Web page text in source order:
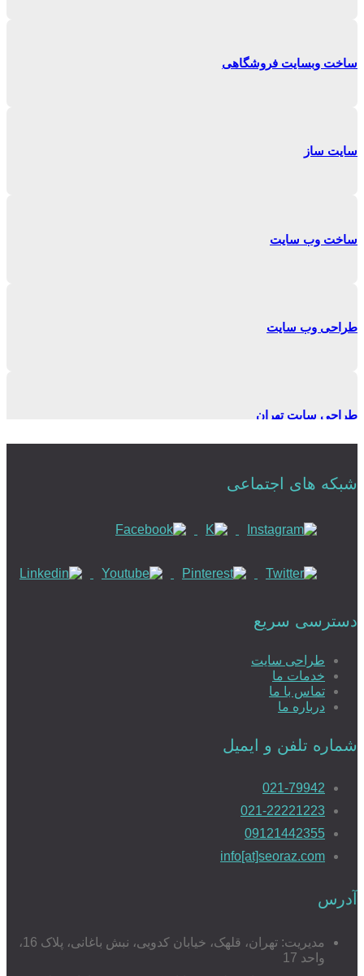
ساخت وبسایت فروشگاهی
سایت ساز
ساخت وب سایت
طراحی وب سایت
طراحی سایت تهران
طراحی سایت رزرو هتل
طراحی سایت با MVC
طراحی سایت شخصی
شبکه های اجتماعی
دسترسی سریع
طراحی سایت
خدمات ما
تماس با ما
درباره ما
شماره تلفن و ایمیل
021-79942
021-22221223
09121442355
info[at]seoraz.com
آدرس
مدیریت: تهران، قلهک، خیابان کدویی، نبش باغانی، پلاک 16،
واحد 17